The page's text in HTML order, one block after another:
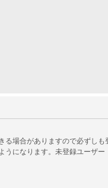
場合がありますので必ずし
になります。未登録ユーザ